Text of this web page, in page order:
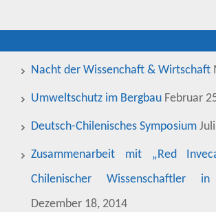
Nacht der Wissenchaft & Wirtschaft
Umweltschutz im Bergbau Februar
Deutsch-Chilenisches Symposium
Zusammenarbeit mit „Red
Chilenischer Wissenschaftler in
Dezember 18, 2014